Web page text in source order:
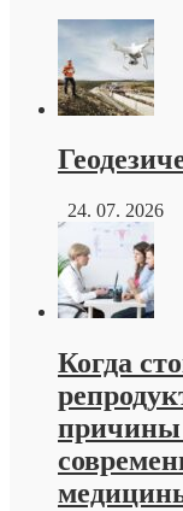
24. 07. 2026
Когда
причины